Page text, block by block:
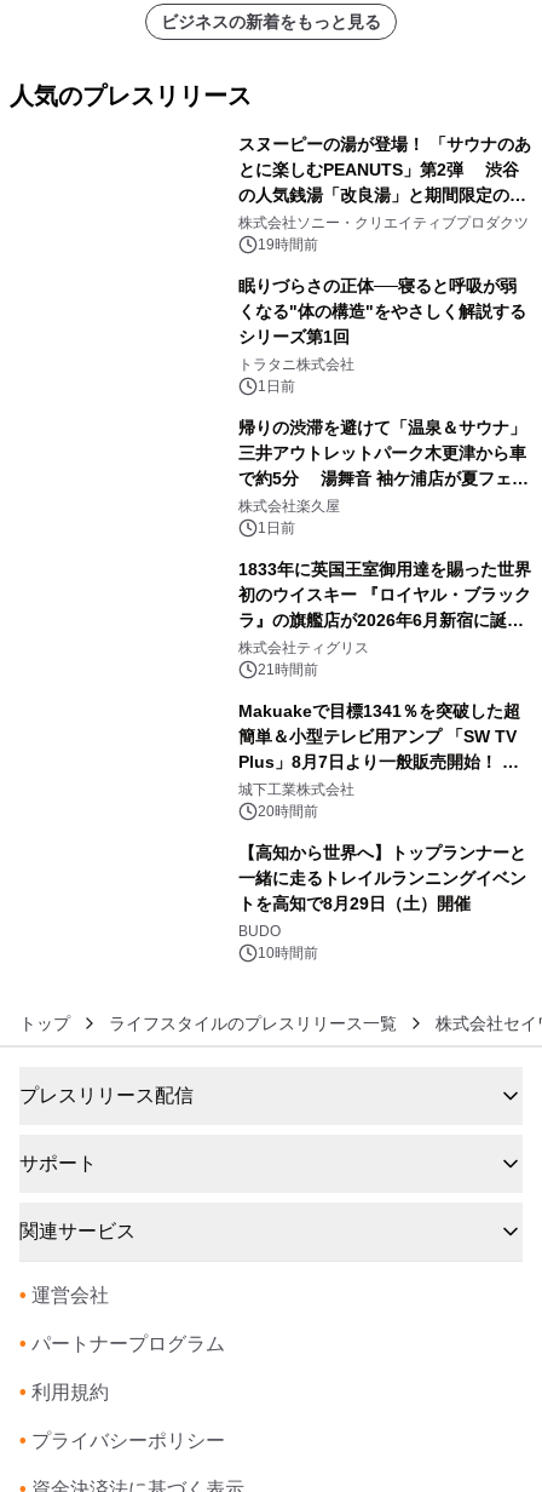
ビジネスの新着をもっと見る
人気のプレスリリース
スヌーピーの湯が登場！ 「サウナのあ
とに楽しむPEANUTS」第2弾 渋谷
の人気銭湯「改良湯」と期間限定のコ
ラボレーション サウナイキタイコラ
ボグッズも発売決定！
株式会社ソニー・クリエイティブプロダクツ
19時間前
眠りづらさの正体──寝ると呼吸が弱
くなる"体の構造"をやさしく解説する
シリーズ第1回
トラタニ株式会社
1日前
帰りの渋滞を避けて「温泉＆サウナ」
三井アウトレットパーク木更津から車
で約5分 湯舞音 袖ケ浦店が夏フェア
メニューを提供
株式会社楽久屋
1日前
1833年に英国王室御用達を賜った世界
初のウイスキー 『ロイヤル・ブラック
ラ』の旗艦店が2026年6月新宿に誕
生 バカルディ ジャパンと連携した
没入型バー「BAR Arca」
株式会社ティグリス
21時間前
Makuakeで目標1341％を突破した超
簡単＆小型テレビ用アンプ 「SW TV
Plus」8月7日より一般販売開始！ ケ
ーブル1本つなぐだけ、テレビの音が
ぐっと豊かに
城下工業株式会社
20時間前
【高知から世界へ】トップランナーと
一緒に走るトレイルランニングイベン
トを高知で8月29日（土）開催
BUDO
10時間前
トップ ライフスタイルのプレスリリース一覧 株式会社セイ
プレスリリース配信
サポート
関連サービス
• 運営会社
• パートナープログラム
• 利用規約
• プライバシーポリシー